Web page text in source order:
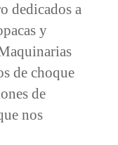
dedicados a
y
de choque
de
nos